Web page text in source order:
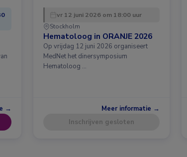
→
vr 12 juni 2026 om 18:00 uur
Stockholm
Hematoloog in ORANJE 2026
Op vrijdag 12 juni 2026 organiseert
MedNet het dinersymposium
Hematoloog …
Meer informatie →
Inschrijven gesloten